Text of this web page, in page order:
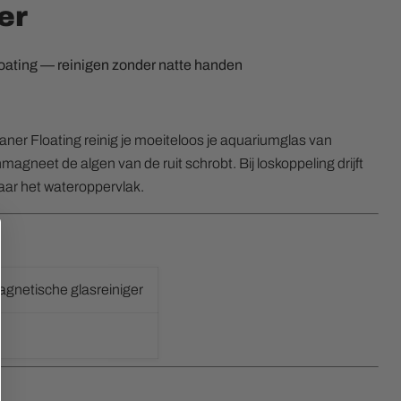
— reinigen zonder natte handen
Floating reinig je moeiteloos je aquariumglas van
de algen van de ruit schrobt. Bij loskoppeling drijft
het wateroppervlak.
glasreiniger